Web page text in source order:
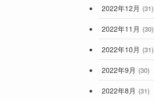
2022年12月 (31)
2022年11月 (30)
2022年10月 (31)
2022年9月 (30)
2022年8月 (31)